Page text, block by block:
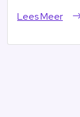
Lees Meer